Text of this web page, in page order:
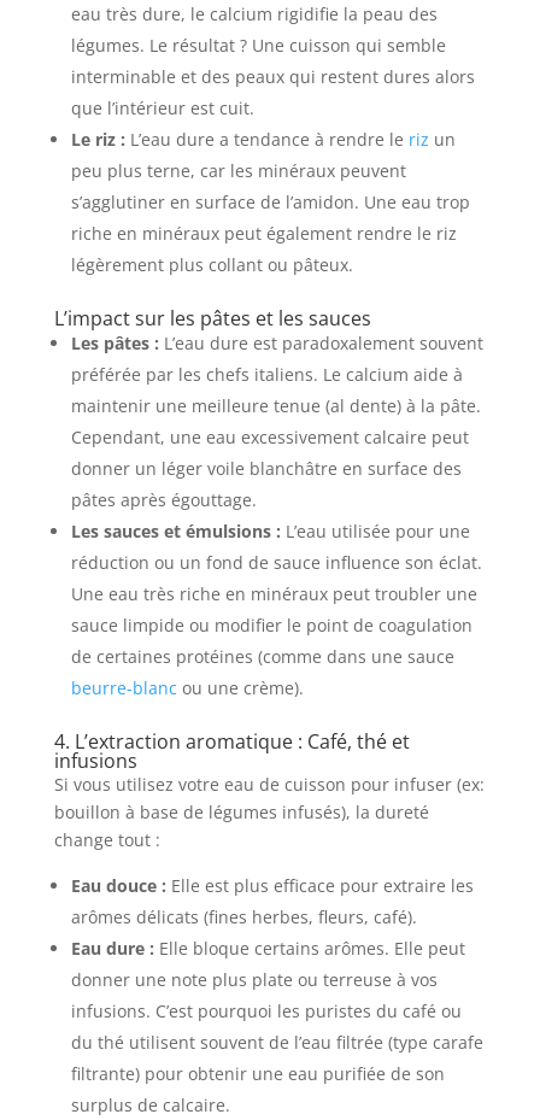
eau très dure, le calcium rigidifie la peau des
légumes. Le résultat ? Une cuisson qui semble
interminable et des peaux qui restent dures alors
que l’intérieur est cuit.
Le riz : L’eau dure a tendance à rendre le riz un
peu plus terne, car les minéraux peuvent
s’agglutiner en surface de l’amidon. Une eau trop
riche en minéraux peut également rendre le riz
légèrement plus collant ou pâteux.
L’impact sur les pâtes et les sauces
Les pâtes : L’eau dure est paradoxalement souvent
préférée par les chefs italiens. Le calcium aide à
maintenir une meilleure tenue (al dente) à la pâte.
Cependant, une eau excessivement calcaire peut
donner un léger voile blanchâtre en surface des
pâtes après égouttage.
Les sauces et émulsions : L’eau utilisée pour une
réduction ou un fond de sauce influence son éclat.
Une eau très riche en minéraux peut troubler une
sauce limpide ou modifier le point de coagulation
de certaines protéines (comme dans une sauce
beurre-blanc ou une crème).
4. L’extraction aromatique : Café, thé et
infusions
Si vous utilisez votre eau de cuisson pour infuser (ex:
bouillon à base de légumes infusés), la dureté
change tout :
Eau douce : Elle est plus efficace pour extraire les
arômes délicats (fines herbes, fleurs, café).
Eau dure : Elle bloque certains arômes. Elle peut
donner une note plus plate ou terreuse à vos
infusions. C’est pourquoi les puristes du café ou
du thé utilisent souvent de l’eau filtrée (type carafe
filtrante) pour obtenir une eau purifiée de son
surplus de calcaire.